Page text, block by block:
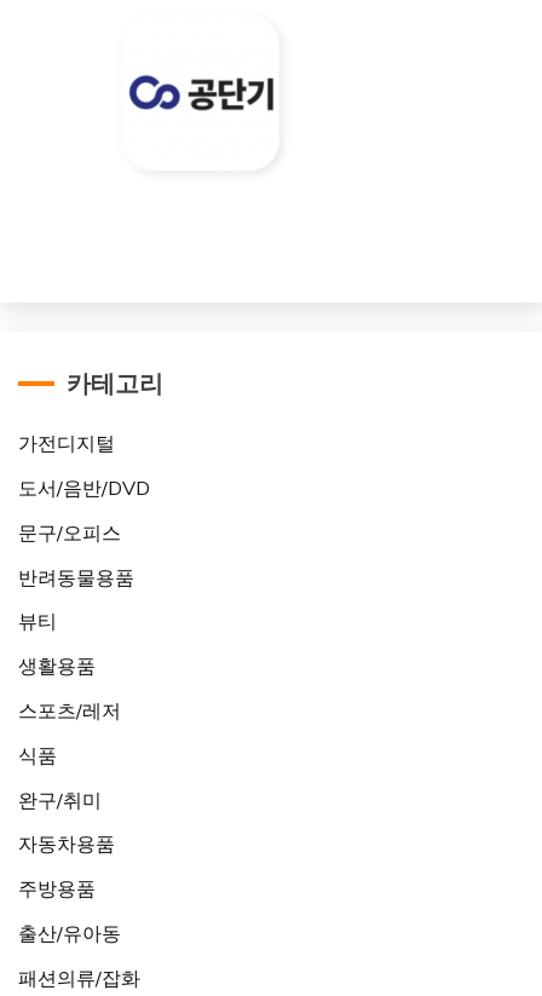
카테고리
가전디지털
도서/음반/DVD
문구/오피스
반려동물용품
뷰티
생활용품
스포츠/레저
식품
완구/취미
자동차용품
주방용품
출산/유아동
패션의류/잡화